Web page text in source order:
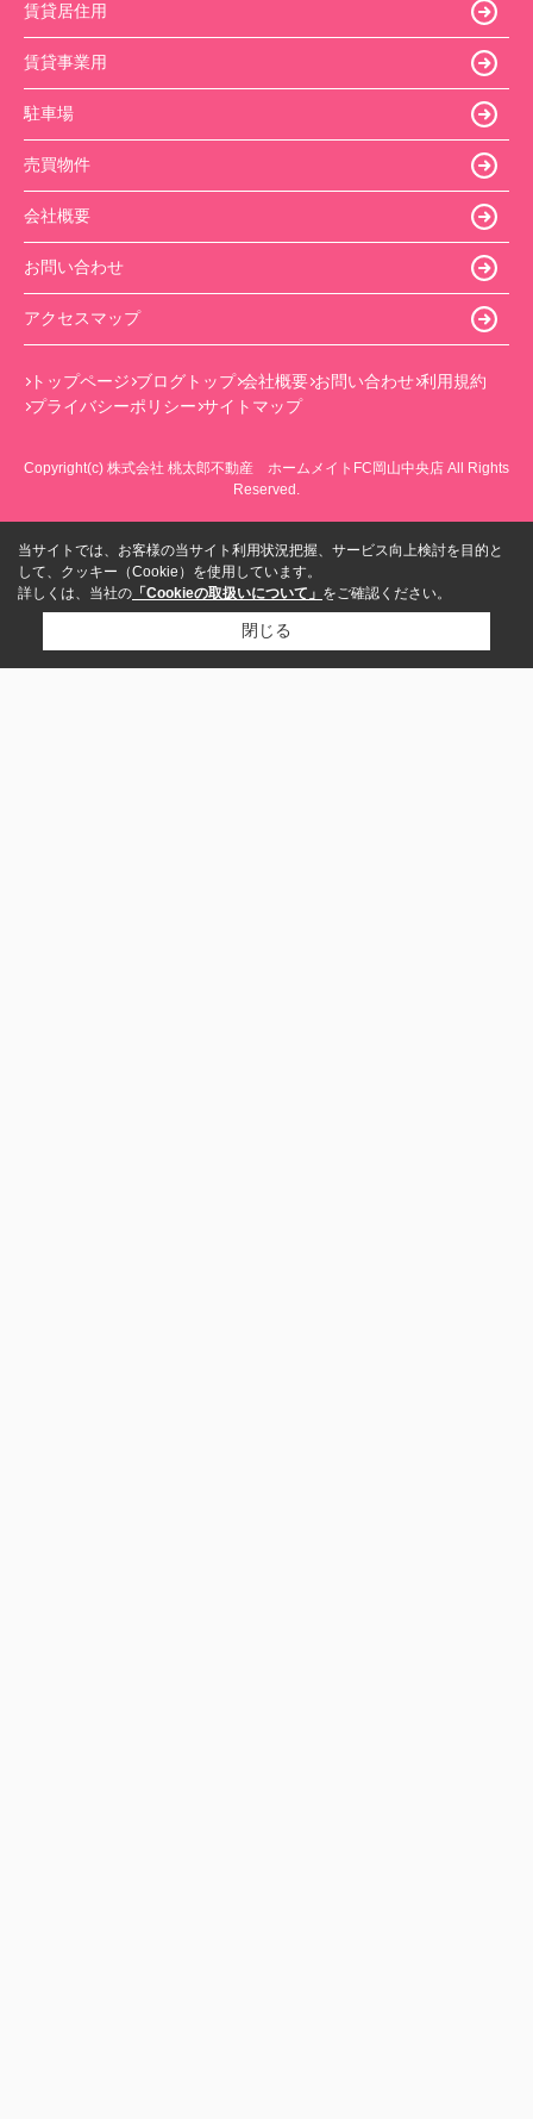
賃貸居住用
賃貸事業用
駐車場
売買物件
会社概要
お問い合わせ
アクセスマップ
トップページ ブログトップ 会社概要 お問い合わせ 利用規約
プライバシーポリシー サイトマップ
Copyright(c) 株式会社 桃太郎不動産 ホームメイトFC岡山中央店 All Rights
Reserved.
当サイトでは、お客様の当サイト利用状況把握、サービス向上検討を目的と
して、クッキー（Cookie）を使用しています。
詳しくは、当社の 「Cookieの取扱いについて」 をご確認ください。
閉じる